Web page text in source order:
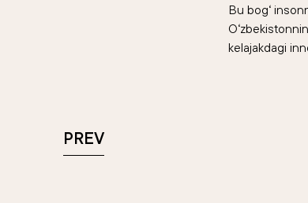
Bu bog‘
kelajakdagi
PREV